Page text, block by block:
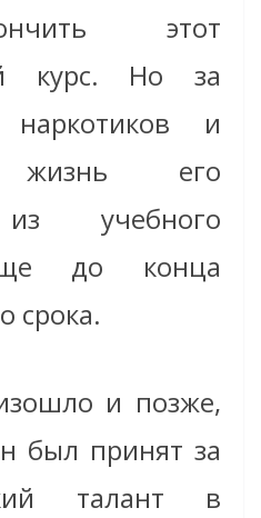
этот
курс. Но за
наркотиков и
жизнь его
учебного
до конца
срока.
и позже,
был принят за
талант в